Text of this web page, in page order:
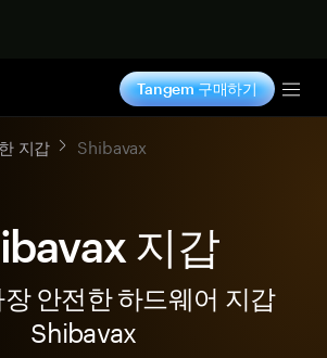
Tangem 구매하기
지갑 Shibavax
지갑
안전한 하드웨어 지갑
Shibavax